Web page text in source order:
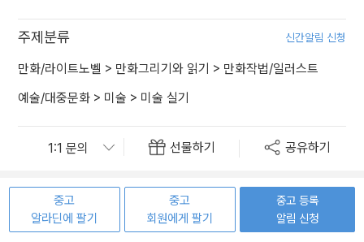
주제분류 신간알림 신청
만화/라이트노벨 > 만화그리기와 읽기 > 만화작법/일러스트
예술/대중문화 > 미술 > 미술 실기
선물하기 공유하기
중고
알라딘에 팔기
중고
회원에게 팔기
중고 등록
알림 신청